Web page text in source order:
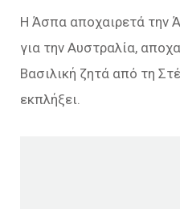
Η Άσπα αποχαιρετά την
για την Αυστραλία,
Βασιλική ζητά από τη
εκπλήξει.